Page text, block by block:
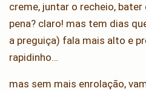
creme, juntar o recheio, bater
pena? claro! mas tem dias
a preguiça) fala mais alto e
rapidinho…
mas sem mais enrolação,